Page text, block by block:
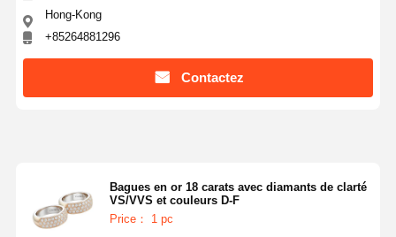
Hong-Kong
+85264881296
Contactez
Bagues en or 18 carats avec diamants de clarté
VS/VVS et couleurs D-F
Price： 1 pc